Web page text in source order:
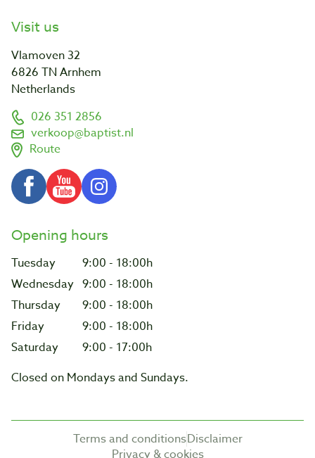
Visit us
Vlamoven 32
6826 TN Arnhem
Netherlands
026 351 2856
verkoop@baptist.nl
Route
Opening hours
Tuesday
9:00 - 18:00h
Wednesday 9:00 - 18:00h
Thursday
9:00 - 18:00h
Friday
9:00 - 18:00h
Saturday
9:00 - 17:00h
Closed on Mondays and Sundays.
Terms and conditionsDisclaimer
Privacy & cookies